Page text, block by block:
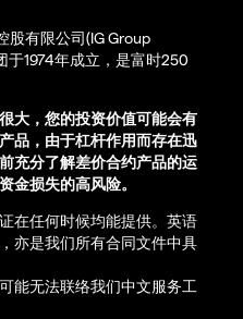
股有限公司(IG Group
于1974年成立，是富时250
大，您的投资价值可能会有
品，由于杠杆作用而存在迅
充分了解差价合约产品的运
金损失的高风险。
在任何时候均能提供。英语
亦是我们所有合同文件中具
能无法联络我们中文服务工